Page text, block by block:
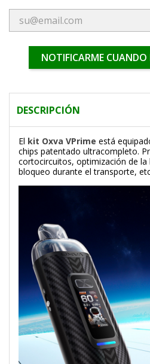
NOTIFICARME CUANDO
DESCRIPCIÓN
El kit Oxva VPrime está
chips patentado ultracompleto.
cortocircuitos, optimización de la
bloqueo durante el transporte,